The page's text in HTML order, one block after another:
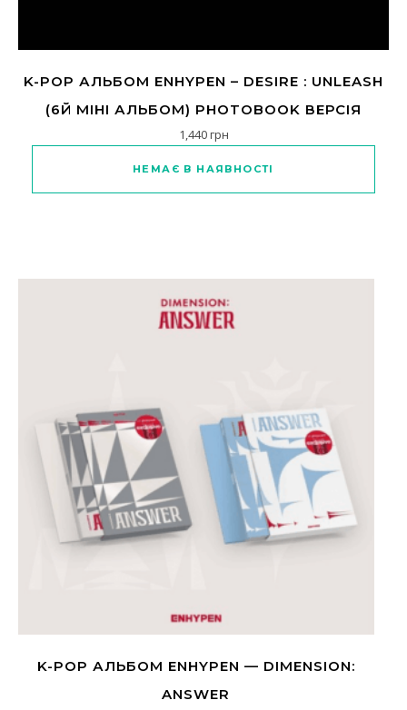
K-POP АЛЬБОМ ENHYPEN – DESIRE : UNLEASH
(6Й МІНІ АЛЬБОМ) PHOTOBOOK ВЕРСІЯ
1,440грн
НЕМАЄ В НАЯВНОСТІ
K-POP АЛЬБОМ ENHYPEN — DIMENSION:
ANSWER